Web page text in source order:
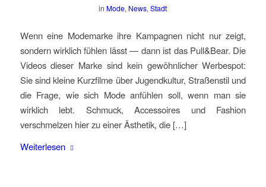
in Mode, News,Stadt
Wenn eine Modemarke ihre Kampagnen nicht nur zeigt,
sondern wirklich fühlen lässt — dann ist das Pull&Bear. Die
Videos dieser Marke sind kein gewöhnlicher Werbespot:
Sie sind kleine Kurzfilme über Jugendkultur, Straßenstil und
die Frage, wie sich Mode anfühlen soll, wenn man sie
wirklich lebt. Schmuck, Accessoires und Fashion
verschmelzen hier zu einer Ästhetik, die […]
Weiterlesen